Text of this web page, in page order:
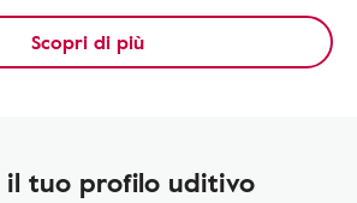
Scopri di più
il tuo profilo uditivo